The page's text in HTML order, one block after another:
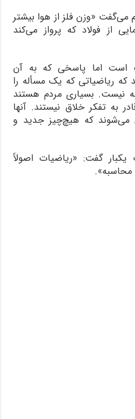
می‌گفت «وزن فلز از هوا بیشتر
از فولاد که پرواز می‌کند
است اما پاسخی که به آن
که ریاضیاتی که یک مسأله را
نیست. بسیاری مردم هستند
به تفکر خلاق نیستند. آنها
می‌شوند که هیچ‌چیز جدید و
یکبار گفت: «ریاضیات اصولاً
محاسبه».